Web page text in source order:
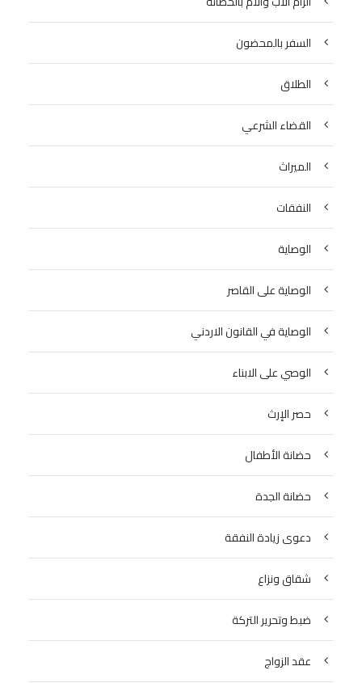
السفر بالمحضون
الطلاق
القضاء الشرعي
الميراث
النفقات
الوصاية
الوصاية على القاصر
الوصاية في القانون الاردني
الوصي على الابناء
حصر الإرث
حضانة الأطفال
حضانة الجدة
دعوى زيادة النفقة
شقاق ونزاع
ضبط وتحرير التركة
عقد الزواج